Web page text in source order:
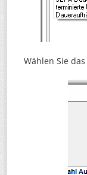
Wählen Sie